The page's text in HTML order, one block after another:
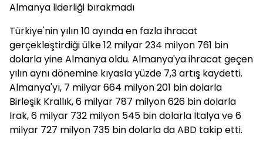
Almanya liderliği bırakmadı
Türkiye'nin yılın 10 ayında en fazla ihracat
gerçekleştirdiği ülke 12 milyar 234 milyon 761 bin
dolarla yine Almanya oldu. Almanya'ya ihracat geçen
yılın aynı dönemine kıyasla yüzde 7,3 artış kaydetti.
Almanya'yı, 7 milyar 664 milyon 201 bin dolarla
Birleşik Krallık, 6 milyar 787 milyon 626 bin dolarla
Irak, 6 milyar 732 milyon 545 bin dolarla İtalya ve 6
milyar 727 milyon 735 bin dolarla da ABD takip etti.